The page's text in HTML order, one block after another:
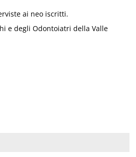
ai neo iscritti.
e degli Odontoiatri della Valle